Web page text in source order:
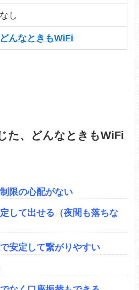
なし
どんなときもWiFi
た、どんなときもWiFi
限の心配がない
して出せる（夜間も落ちな
安定して繋がりやすい